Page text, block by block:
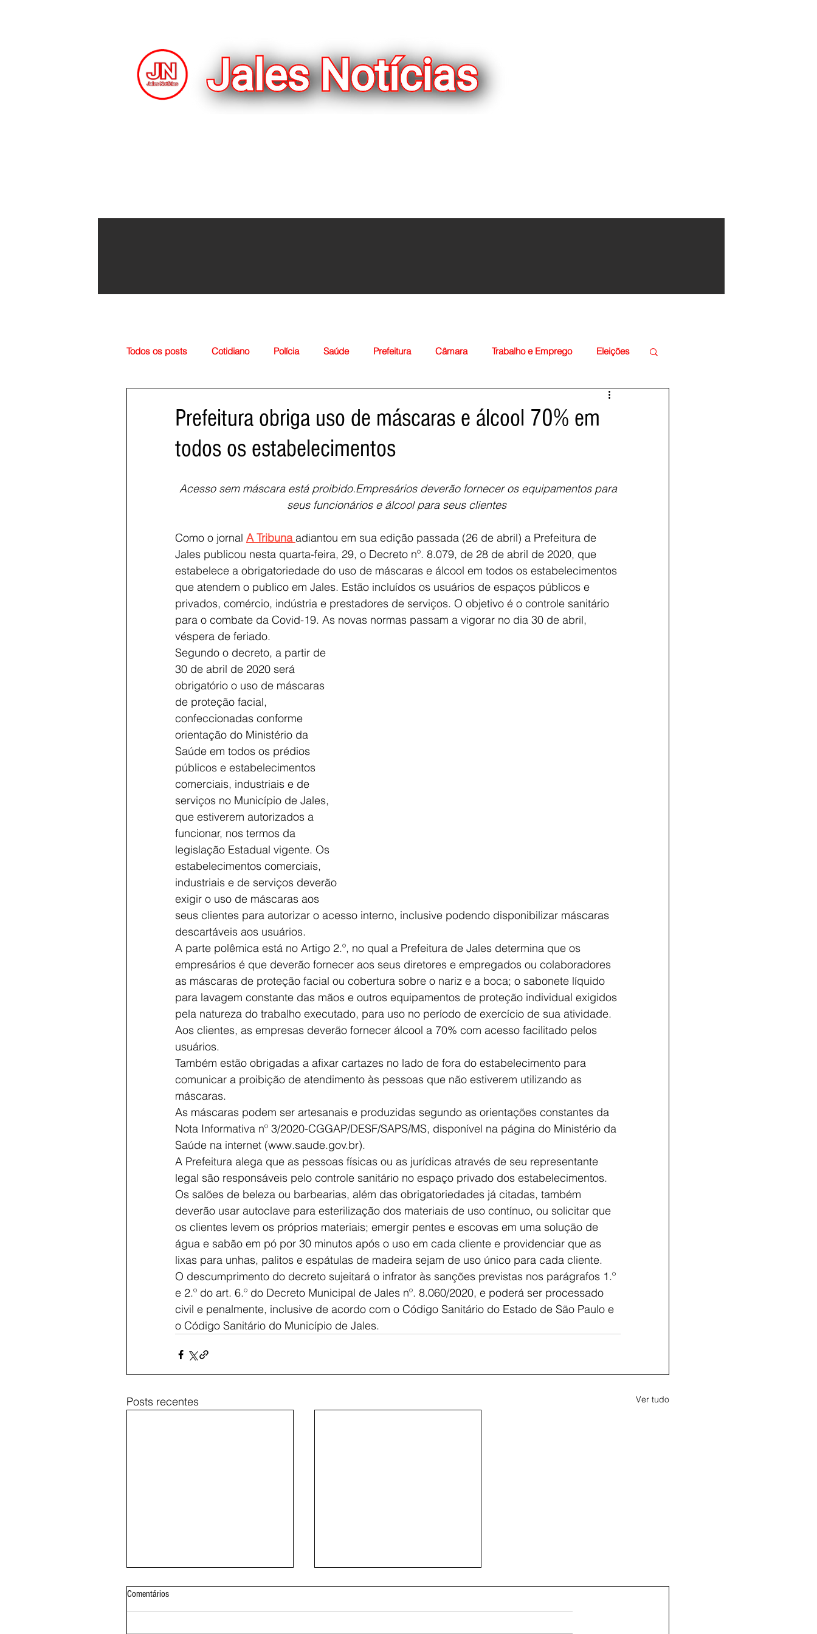
Todos os posts Cotidiano Polícia Saúde Prefeitura Câmara Trabalho e Emprego Eleições
Prefeitura obriga uso de máscaras e álcool 70% em
todos os estabelecimentos
Acesso sem máscara está proibido.Empresários deverão fornecer os equipamentos para
seus funcionários e álcool para seus clientes
Como o jornal A Tribuna adiantou em sua edição passada (26 de abril) a Prefeitura de
Jales publicou nesta quarta-feira, 29, o Decreto nº. 8.079, de 28 de abril de 2020, que
estabelece a obrigatoriedade do uso de máscaras e álcool em todos os estabelecimentos
que atendem o publico em Jales. Estão incluídos os usuários de espaços públicos e
privados, comércio, indústria e prestadores de serviços. O objetivo é o controle sanitário
para o combate da Covid-19. As novas normas passam a vigorar no dia 30 de abril,
véspera de feriado.
Segundo o decreto, a partir de
30 de abril de 2020 será
obrigatório o uso de máscaras
de proteção facial,
confeccionadas conforme
orientação do Ministério da
Saúde em todos os prédios
públicos e estabelecimentos
comerciais, industriais e de
serviços no Município de Jales,
que estiverem autorizados a
funcionar, nos termos da
legislação Estadual vigente. Os
estabelecimentos comerciais,
industriais e de serviços deverão
exigir o uso de máscaras aos
seus clientes para autorizar o acesso interno, inclusive podendo disponibilizar máscaras
descartáveis aos usuários.
A parte polêmica está no Artigo 2.º, no qual a Prefeitura de Jales determina que os
empresários é que deverão fornecer aos seus diretores e empregados ou colaboradores
as máscaras de proteção facial ou cobertura sobre o nariz e a boca; o sabonete líquido
para lavagem constante das mãos e outros equipamentos de proteção individual exigidos
pela natureza do trabalho executado, para uso no período de exercício de sua atividade.
Aos clientes, as empresas deverão fornecer álcool a 70% com acesso facilitado pelos
usuários.
Também estão obrigadas a afixar cartazes no lado de fora do estabelecimento para
comunicar a proibição de atendimento às pessoas que não estiverem utilizando as
máscaras.
As máscaras podem ser artesanais e produzidas segundo as orientações constantes da
Nota Informativa nº 3/2020-CGGAP/DESF/SAPS/MS, disponível na página do Ministério da
Saúde na internet (www.saude.gov.br).
A Prefeitura alega que as pessoas físicas ou as jurídicas através de seu representante
legal são responsáveis pelo controle sanitário no espaço privado dos estabelecimentos.
Os salões de beleza ou barbearias, além das obrigatoriedades já citadas, também
deverão usar autoclave para esterilização dos materiais de uso contínuo, ou solicitar que
os clientes levem os próprios materiais; emergir pentes e escovas em uma solução de
água e sabão em pó por 30 minutos após o uso em cada cliente e providenciar que as
lixas para unhas, palitos e espátulas de madeira sejam de uso único para cada cliente.
O descumprimento do decreto sujeitará o infrator às sanções previstas nos parágrafos 1.º
e 2.º do art. 6.º do Decreto Municipal de Jales nº. 8.060/2020, e poderá ser processado
civil e penalmente, inclusive de acordo com o Código Sanitário do Estado de São Paulo e
o Código Sanitário do Município de Jales.
Posts recentes Ver tudo
Comentários